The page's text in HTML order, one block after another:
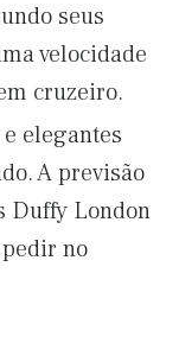
seus
velocidade
cruzeiro.
elegantes
A previsão
Duffy London
no